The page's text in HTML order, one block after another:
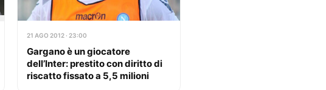
21 AGO 2012 · 23:00
Gargano è un giocatore
dell’Inter: prestito con diritto di
riscatto fissato a 5,5 milioni